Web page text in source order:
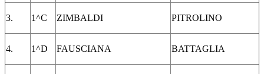
3. 1^C ZIMBALDI PITROLINO
4. 1^D FAUSCIANA BATTAGLIA